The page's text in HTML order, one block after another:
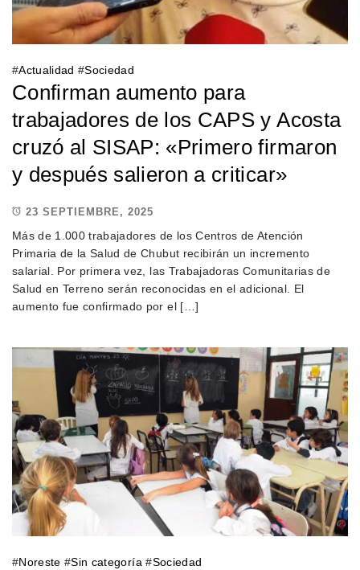
#Actualidad #Sociedad
Confirman aumento para
trabajadores de los CAPS y Acosta
cruzó al SISAP: «Primero firmaron
y después salieron a criticar»
23 SEPTIEMBRE, 2025
Más de 1.000 trabajadores de los Centros de Atención
Primaria de la Salud de Chubut recibirán un incremento
salarial. Por primera vez, las Trabajadoras Comunitarias de
Salud en Terreno serán reconocidas en el adicional. El
aumento fue confirmado por el […]
#Noreste #Sin categoría#Sociedad